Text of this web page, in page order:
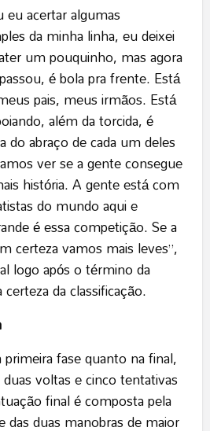
acertar algumas
da minha linha, eu deixei
um pouquinho, mas agora
é bola pra frente. Está
pais, meus irmãos. Está
além da torcida, é
do abraço de cada um deles
ver se a gente consegue
história. A gente está com
do mundo aqui e
é essa competição. Se a
certeza vamos mais leves”,
logo após o término da
da classificação.
fase quanto na final,
voltas e cinco tentativas
final é composta pela
das duas manobras de maior